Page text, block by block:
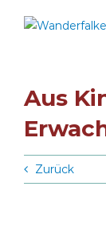
Inhalt
Aus
Zurück